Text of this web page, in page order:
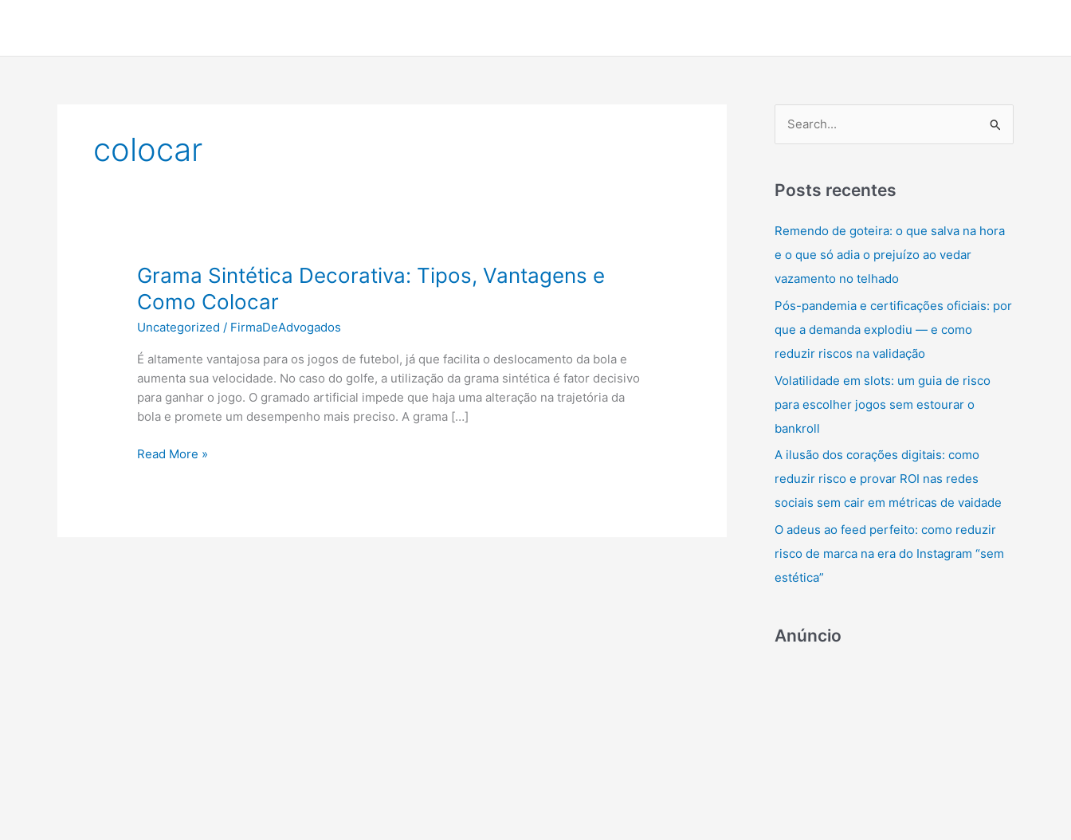
colocar
Grama Sintética Decorativa: Tipos, Vantagens e
Como Colocar
Uncategorized / FirmaDeAdvogados
É altamente vantajosa para os jogos de futebol, já que facilita o deslocamento da bola e
aumenta sua velocidade. No caso do golfe, a utilização da grama sintética é fator decisivo
para ganhar o jogo. O gramado artificial impede que haja uma alteração na trajetória da
bola e promete um desempenho mais preciso. A grama […]
Grama
Read More »
q
i
s
a
r
p
o
r
:
Posts recentes
Remendo de goteira: o que salva na hora
e o que só adia o prejuízo ao vedar
vazamento no telhado
Pós-pandemia e certificações oficiais: por
que a demanda explodiu — e como
reduzir riscos na validação
Volatilidade em slots: um guia de risco
para escolher jogos sem estourar o
bankroll
A ilusão dos corações digitais: como
reduzir risco e provar ROI nas redes
sociais sem cair em métricas de vaidade
O adeus ao feed perfeito: como reduzir
risco de marca na era do Instagram “sem
estética”
Anúncio